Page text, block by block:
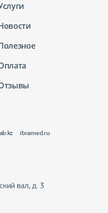
ibramed.ru
вал, д. 3